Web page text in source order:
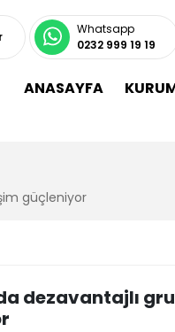
Whatsapp
0232 999 19 19
ANASAYFA
güçleniyor
dezavantajlı